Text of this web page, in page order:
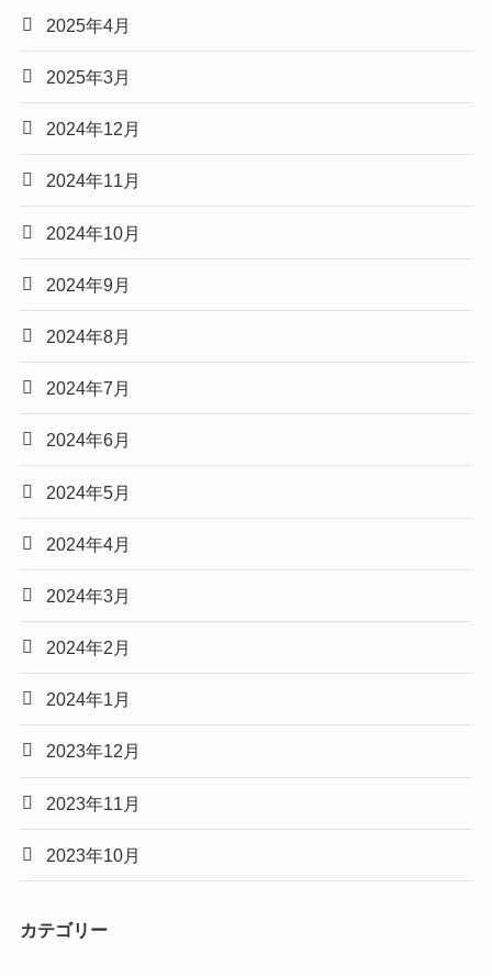
2025年4月
2025年3月
2024年12月
2024年11月
2024年10月
2024年9月
2024年8月
2024年7月
2024年6月
2024年5月
2024年4月
2024年3月
2024年2月
2024年1月
2023年12月
2023年11月
2023年10月
カテゴリー